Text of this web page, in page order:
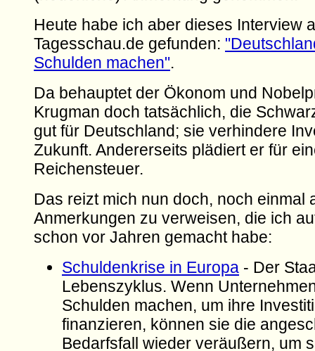
Heute habe ich aber dieses Interview
Tagesschau.de gefunden:
Schulden machen".
Da behauptet der Ökonom und
Krugman doch tatsächlich, die
gut für Deutschland; sie verhindere
Zukunft. Andererseits plädiert er für
Reichensteuer.
Das reizt mich nun doch, noch einmal
Anmerkungen zu verweisen, die ich
schon vor Jahren gemacht habe:
Schuldenkrise in Europa - Der
Lebenszyklus. Wenn
Schulden machen, um ihre
finanzieren, können sie die
Bedarfsfall wieder veräußern, um